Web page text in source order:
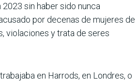
sin haber sido nunca
por decenas de mujeres de
violaciones y trata de seres
en Harrods, en Londres, o